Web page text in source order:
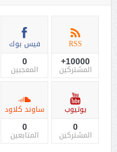
RSS
10000+
المشتركين
فيس بوك
0
المعجبين
يوتيوب
0
المشتركين
ساوند كلاود
0
المتابعين